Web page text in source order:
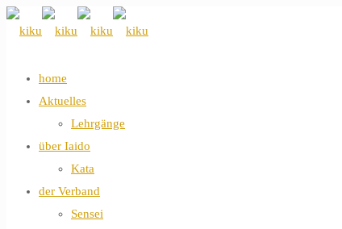
home
Aktuelles
Lehrgänge
über Iaido
Kata
der Verband
Sensei